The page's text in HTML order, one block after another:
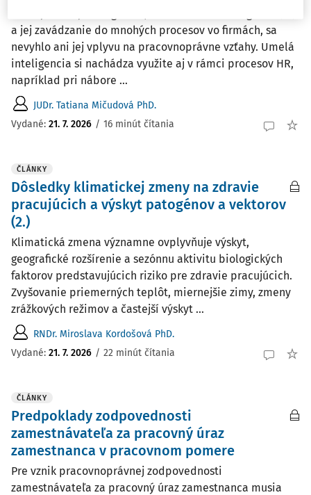
a jej zavádzanie do mnohých procesov vo firmách, sa
nevyhlo ani jej vplyvu na pracovnoprávne vzťahy. Umelá
inteligencia si nachádza využite aj v rámci procesov HR,
napríklad pri nábore ...
JUDr. Tatiana Mičudová PhD.
Vydané: 21. 7. 2026 / 16 minút čítania
ČLÁNKY
Dôsledky klimatickej zmeny na zdravie
pracujúcich a výskyt patogénov a vektorov
(2.)
Klimatická zmena významne ovplyvňuje výskyt,
geografické rozšírenie a sezónnu aktivitu biologických
faktorov predstavujúcich riziko pre zdravie pracujúcich.
Zvyšovanie priemerných teplôt, miernejšie zimy, zmeny
zrážkových režimov a častejší výskyt ...
RNDr. Miroslava Kordošová PhD.
Vydané: 21. 7. 2026 / 22 minút čítania
ČLÁNKY
Predpoklady zodpovednosti
zamestnávateľa za pracovný úraz
zamestnanca v pracovnom pomere
Pre vznik pracovnoprávnej zodpovednosti
zamestnávateľa za pracovný úraz zamestnanca musia